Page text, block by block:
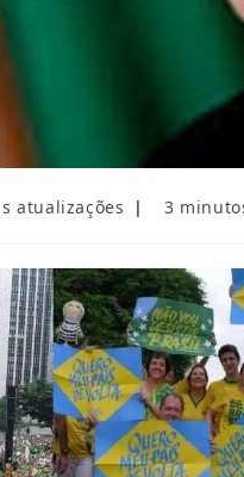
atualizações
Tempo
3